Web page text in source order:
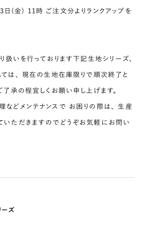
日(金) 11時 ご注文分よりランクアップを
扱いを行っております下記生地シリーズ、
は、 現在の生地在庫限りで順次終了と
了承の程宜しくお願い申し上げます。
どメンテナンスで お困りの際は、 生産
いただきますのでどうぞお気軽にお問い
ーズ